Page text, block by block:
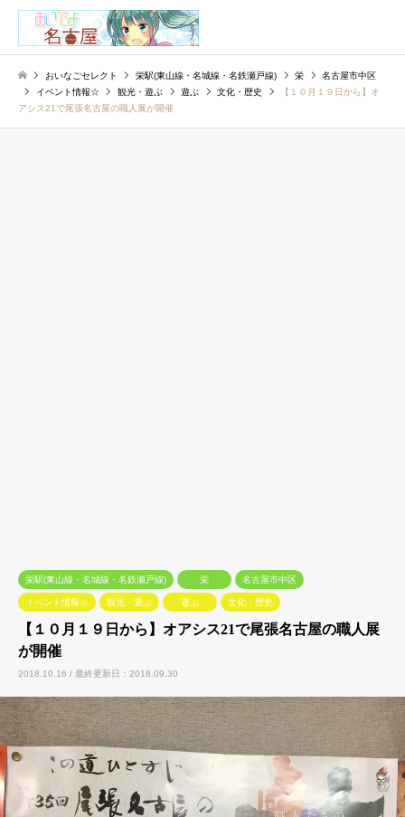
おいなごセレクト 栄駅(東山線・名城線・名鉄瀬戸線) 栄
名古屋市中区
イベント情報☆
観光・遊ぶ 遊ぶ 文化・歴史
【１０月１９日から】オ
アシス21で尾張名古屋の職人展が開催
栄駅(東山線・名城線・名鉄瀬戸線) 栄 名古屋市中区
イベント情報☆ 観光・遊ぶ 遊ぶ 文化・歴史
【１０月１９日から】オアシス21で尾張名古屋の職人展
が開催
2018.10.16 / 最終更新日：2018.09.30